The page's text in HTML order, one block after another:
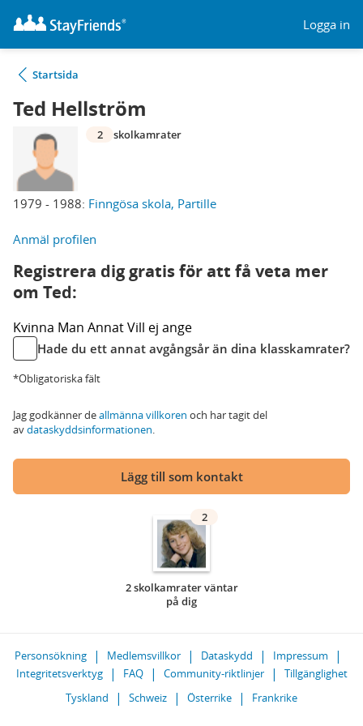
Logga in
Startsida
Ted Hellström
1979 - 1988: Finngösa skola, Partille
2 skolkamrater
Anmäl profilen
Registrera dig gratis för att få veta mer
om Ted:
Kvinna Man AnnatVill ej ange
Hade du ett annat avgångsår än dina klasskamrater?
*Obligatoriska fält
Jag godkänner deallmänna villkoren och har tagit del
avdataskyddsinformationen.
Lägg till som kontakt
2
2 skolkamrater väntar
på dig
Personsökning Medlemsvillkor Dataskydd
Impressum
Integritetsverktyg
FAQ Community-riktlinjer
Tillgänglighet
Tyskland
Schweiz Österrike Frankrike